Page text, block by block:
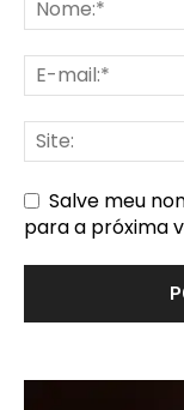
Salve meu
para a próxima